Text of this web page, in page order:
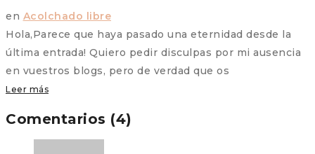
en Acolchado libre
Hola,Parece que haya pasado una eternidad desde la
última entrada! Quiero pedir disculpas por mi ausencia
en vuestros blogs, pero de verdad que os
Leer más
Comentarios (4)